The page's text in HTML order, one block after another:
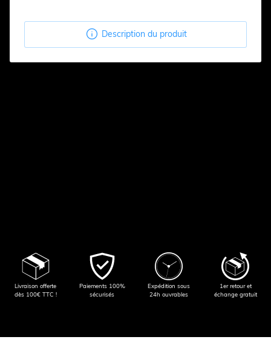
 Description du produit
Livraison offerte
dès 100€ TTC !
Paiements 100%
sécurisés
Expédition sous
24h ouvrables
1er retour et
échange gratuit